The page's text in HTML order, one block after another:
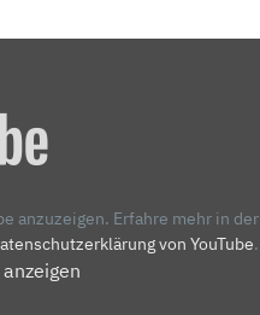
anzuzeigen. Erfahre mehr in der
von YouTube.